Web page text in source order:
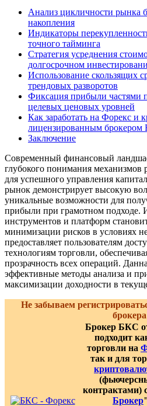
Анализ цикличности рынка
накопления
Индикаторы
точного тайминга
Стратегия усреднения
долгосрочном
Использование скользящих
трендовых разворотов
Фиксация прибыли частями
целевых ценовых уровней
Как заработать на Форекс и
лицензированным брокером
Заключение
Современный финансовый
глубокого понимания
для успешного управления
рынок демонстрирует высокую
уникальные возможности для
прибыли при грамотном подходе.
инструментов и платформ
минимизации рисков в условиях
предоставляет пользователям
технологиям торговли,
прозрачность всех операций.
эффективные методы анализа и
максимизации доходности в
Не забываем
Брокер БКС
подходит
торговли на
так и для
контрактами)
Брокер"